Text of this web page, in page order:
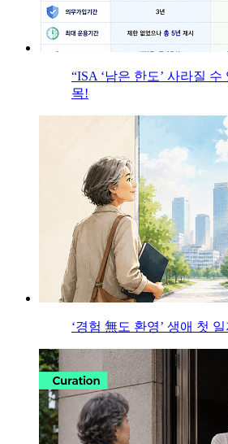
“ISA ‘남은 한도’ 사라질
목!
‘경험 無도 환영’ 생애 첫